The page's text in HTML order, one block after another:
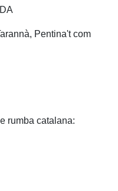
Pentina't com
rumba catalana: